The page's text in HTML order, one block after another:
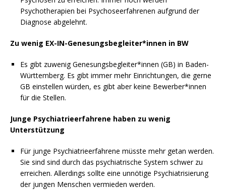
Psychotherapien bei Psychoseerfahrenen aufgrund der
Diagnose abgelehnt.
Zu wenig EX-IN-Genesungsbegleiter*innen in BW
Es gibt zuwenig Genesungsbegleiter*innen (GB) in Baden-
Württemberg. Es gibt immer mehr Einrichtungen, die gerne
GB einstellen würden, es gibt aber keine Bewerber*innen
für die Stellen.
Junge Psychiatrieerfahrene haben zu wenig
Unterstützung
Für junge Psychiatrieerfahrene müsste mehr getan werden.
Sie sind sind durch das psychiatrische System schwer zu
erreichen. Allerdings sollte eine unnötige Psychiatrisierung
der jungen Menschen vermieden werden.